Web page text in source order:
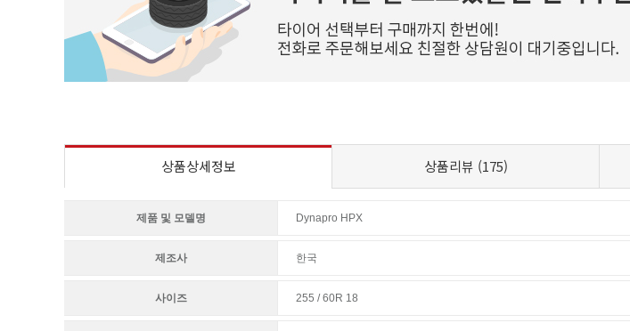
상품상세정보 상품리뷰 (175)
제품 및 모델명 Dynapro HPX
제조사 한국
사이즈 255 / 60R 18